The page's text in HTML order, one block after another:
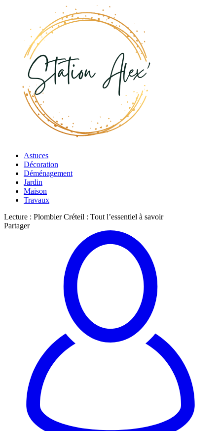
Astuces
Décoration
Déménagement
Jardin
Maison
Travaux
Lecture : Plombier Créteil : Tout l’essentiel à savoir
Partager